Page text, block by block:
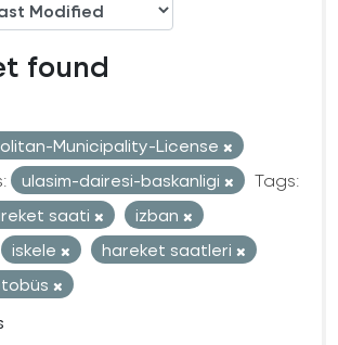
found
Municipality-License
ulasim-dairesi-baskanligi
Tags:
saati
izban
iskele
hareket saatleri